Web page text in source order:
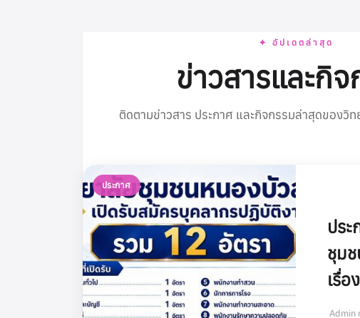
Monkey_D_Luffy
✦ อัปเดตล่าสุด
ข่าวสารและกิ
ติดตามข่าวสาร ประกาศ และกิจกรรมล่าสุดของวิ
ประกาศ
ปร
ชุม
เรื่
บุค
Admin